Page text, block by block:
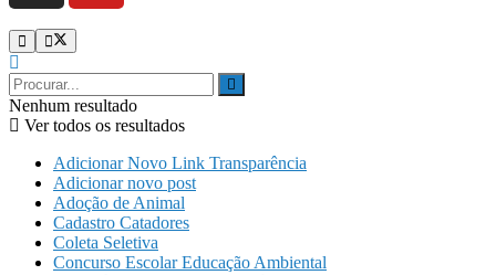
Nenhum resultado
Ver todos os resultados
Adicionar Novo Link Transparência
Adicionar novo post
Adoção de Animal
Cadastro Catadores
Coleta Seletiva
Concurso Escolar Educação Ambiental